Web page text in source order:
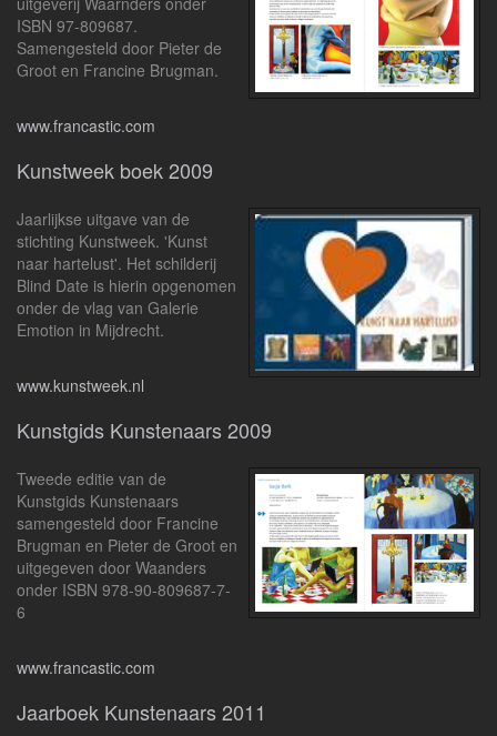
ISBN 97-809687.
Samengesteld door Pieter de
Groot en Francine Brugman.
www.francastic.com
Kunstweek boek 2009
Jaarlijkse uitgave van de
stichting Kunstweek. 'Kunst
naar hartelust'. Het schilderij
Blind Date is hierin opgenomen
onder de vlag van Galerie
Emotion in Mijdrecht.
www.kunstweek.nl
Kunstgids Kunstenaars 2009
Tweede editie van de
Kunstgids Kunstenaars
samengesteld door Francine
Brugman en Pieter de Groot en
uitgegeven door Waanders
onder ISBN 978-90-809687-7-
6
www.francastic.com
Jaarboek Kunstenaars 2011